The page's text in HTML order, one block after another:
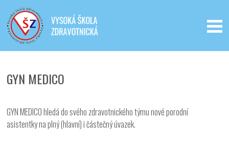
GYN MEDICO
GYN MEDICO hledá do svého zdravotnického týmu nové porodní
asistentky na plný (hlavní) i částečný úvazek.
Iveta - Vysoká škola zdravotnická,
o.p.s.